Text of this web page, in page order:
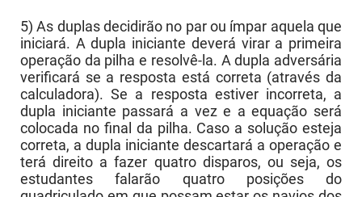
5) As duplas decidirão no par ou ímpar aquela que
iniciará. A dupla iniciante deverá virar a primeira
operação da pilha e resolvê-la. A dupla adversária
verificará se a resposta está correta (através da
calculadora). Se a resposta estiver incorreta, a
dupla iniciante passará a vez e a equação será
colocada no final da pilha. Caso a solução esteja
correta, a dupla iniciante descartará a operação e
terá direito a fazer quatro disparos, ou seja, os
estudantes falarão quatro posições do